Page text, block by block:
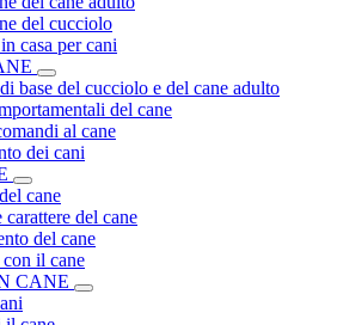
del cucciolo
casa per cani
base del cucciolo e del cane adulto
del cane
al cane
dei cani
cane
carattere del cane
del cane
il cane
CANE